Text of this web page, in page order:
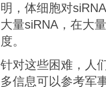
明，体细胞对
大量siRNA，在大
度。
针对这些困难，人
多信息可以参考军